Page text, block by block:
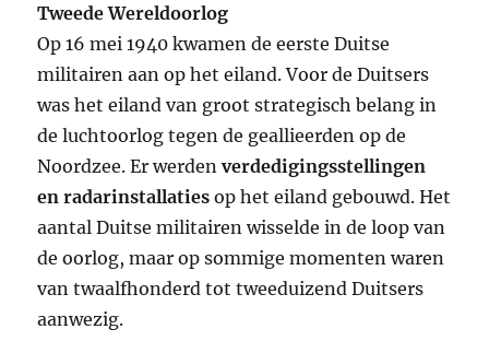
Tweede Wereldoorlog
Op 16 mei 1940 kwamen de eerste Duitse
militairen aan op het eiland. Voor de Duitsers
was het eiland van groot strategisch belang in
de luchtoorlog tegen de geallieerden op de
Noordzee. Er werdenverdedigingsstellingen
en radarinstallaties op het eiland gebouwd. Het
aantal Duitse militairen wisselde in de loop van
de oorlog, maar op sommige momenten waren
van twaalfhonderd tot tweeduizend Duitsers
aanwezig.